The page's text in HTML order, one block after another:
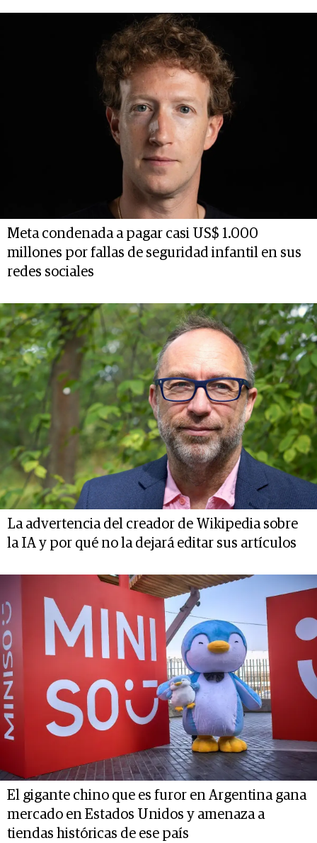
Meta condenada a pagar casi US$ 1.000
millones por fallas de seguridad infantil en sus
redes sociales
La advertencia del creador de Wikipedia sobre
la IA y por qué no la dejará editar sus artículos
El gigante chino que es furor en Argentina gana
mercado en Estados Unidos y amenaza a
tiendas históricas de ese país